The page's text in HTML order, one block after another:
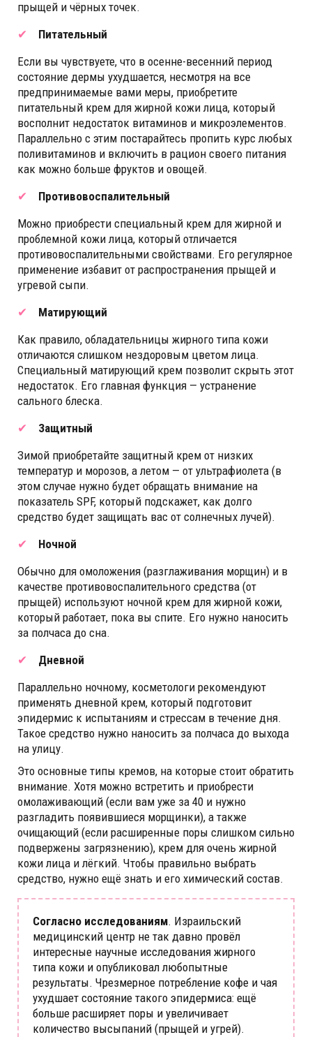
прыщей и чёрных точек.
Питательный
Если вы чувствуете, что в осенне-весенний период
состояние дермы ухудшается, несмотря на все
предпринимаемые вами меры, приобретите
питательный крем для жирной кожи лица, который
восполнит недостаток витаминов и микроэлементов.
Параллельно с этим постарайтесь пропить курс любых
поливитаминов и включить в рацион своего питания
как можно больше фруктов и овощей.
Противовоспалительный
Можно приобрести специальный крем для жирной и
проблемной кожи лица, который отличается
противовоспалительными свойствами. Его регулярное
применение избавит от распространения прыщей и
угревой сыпи.
Матирующий
Как правило, обладательницы жирного типа кожи
отличаются слишком нездоровым цветом лица.
Специальный матирующий крем позволит скрыть этот
недостаток. Его главная функция — устранение
сального блеска.
Защитный
Зимой приобретайте защитный крем от низких
температур и морозов, а летом — от ультрафиолета (в
этом случае нужно будет обращать внимание на
показатель SPF, который подскажет, как долго
средство будет защищать вас от солнечных лучей).
Ночной
Обычно для омоложения (разглаживания морщин) и в
качестве противовоспалительного средства (от
прыщей) используют ночной крем для жирной кожи,
который работает, пока вы спите. Его нужно наносить
за полчаса до сна.
Дневной
Параллельно ночному, косметологи рекомендуют
применять дневной крем, который подготовит
эпидермис к испытаниям и стрессам в течение дня.
Такое средство нужно наносить за полчаса до выхода
на улицу.
Это основные типы кремов, на которые стоит обратить
внимание. Хотя можно встретить и приобрести
омолаживающий (если вам уже за 40 и нужно
разгладить появившиеся морщинки), а также
очищающий (если расширенные поры слишком сильно
подвержены загрязнению), крем для очень жирной
кожи лица и лёгкий. Чтобы правильно выбрать
средство, нужно ещё знать и его химический состав.
Согласно исследованиям. Израильский
медицинский центр не так давно провёл
интересные научные исследования жирного
типа кожи и опубликовал любопытные
результаты. Чрезмерное потребление кофе и чая
ухудшает состояние такого эпидермиса: ещё
больше расширяет поры и увеличивает
количество высыпаний (прыщей и угрей).